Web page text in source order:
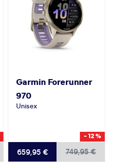
- 12 %
Garmin Forerunner
970
Unisex
659,95 € 749,95 €